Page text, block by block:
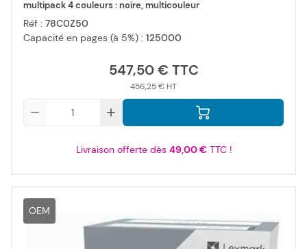
multipack 4 couleurs : noire, multicouleur
Réf : 78C0Z50
Capacité en pages (à 5%) : 125000
547,50 €
456,25 €
Livraison offerte dès 49,00 €TTC !
OEM